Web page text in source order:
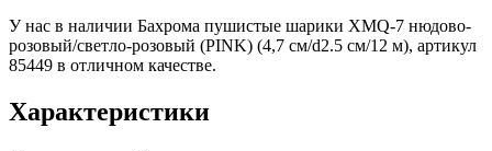
У нас в наличии Бахрома пушистые шарики XMQ-7 нюдово-
розовый/светло-розовый (PINK) (4,7 см/d2.5 см/12 м), артикул
85449 в отличном качестве.
Характеристики